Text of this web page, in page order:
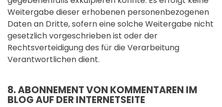
Weitergabe dieser erhobenen personenbezogenen
Daten an Dritte, sofern eine solche Weitergabe nicht
gesetzlich vorgeschrieben ist oder der
Rechtsverteidigung des für die Verarbeitung
Verantwortlichen dient.
8. ABONNEMENT VON KOMMENTAREN IM
BLOG AUF DER INTERNETSEITE